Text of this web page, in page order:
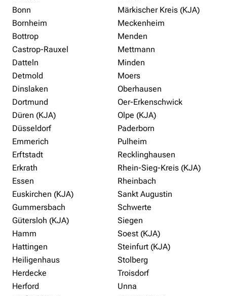
Bonn
Bornheim
Bottrop
Castrop-Rauxel
Datteln
Detmold
Dinslaken
Dortmund
Düren (KJA)
Düsseldorf
Emmerich
Erftstadt
Erkrath
Essen
Euskirchen (KJA)
Gummersbach
Gütersloh (KJA)
Hamm
Hattingen
Heiligenhaus
Herdecke
Herford
Märkischer Kreis (KJA)
Meckenheim
Menden
Mettmann
Minden
Moers
Oberhausen
Oer-Erkenschwick
Olpe (KJA)
Paderborn
Pulheim
Recklinghausen
Rhein-Sieg-Kreis (KJA)
Rheinbach
Sankt Augustin
Schwerte
Siegen
Soest (KJA)
Steinfurt (KJA)
Stolberg
Troisdorf
Unna